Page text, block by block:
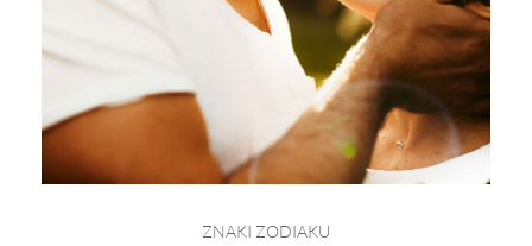
ZNAKI ZODIAKU